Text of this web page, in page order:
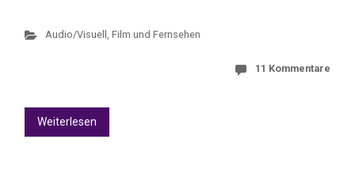
Audio/Visuell , Film und Fernsehen
11 Kommentare
Weiterlesen